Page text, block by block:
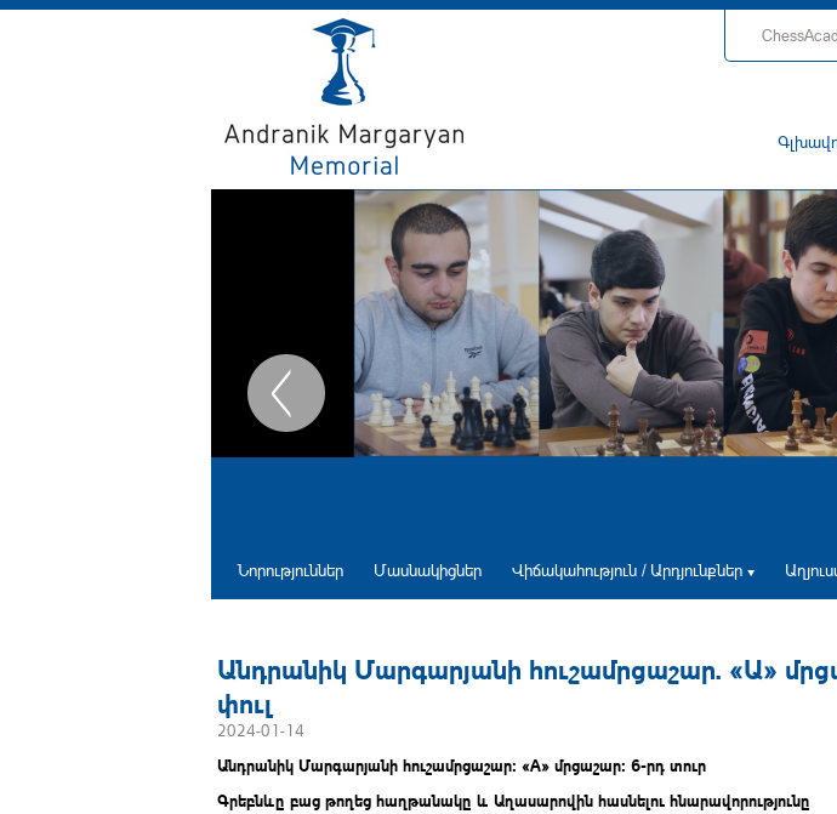
Վիճակահություն / Արդյունքներ
Մասնակիցներ
Նորություններ
Անդրանիկ Մարգարյանի հուշամրցաշար. «Ա»
փուլ
2024-01-14
Անդրանիկ Մարգարյանի հուշամրցաշար։ «A» մրցաշար։ 6-րդ տուր
Գրեբնևը բաց թողեց հաղթանակը և Աղասարովին հասնելու հնարավորությունը